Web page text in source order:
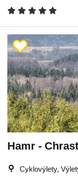
Hamr -
Cyklovýlety,